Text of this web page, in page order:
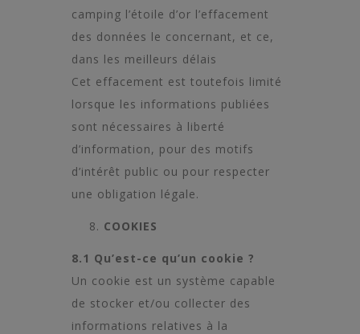
camping l’étoile d’or l’effacement
des données le concernant, et ce,
dans les meilleurs délais
Cet effacement est toutefois limité
lorsque les informations publiées
sont nécessaires à liberté
d’information, pour des motifs
d’intérêt public ou pour respecter
une obligation légale.
COOKIES
8.1 Qu’est-ce qu’un cookie ?
Un cookie est un système capable
de stocker et/ou collecter des
informations relatives à la